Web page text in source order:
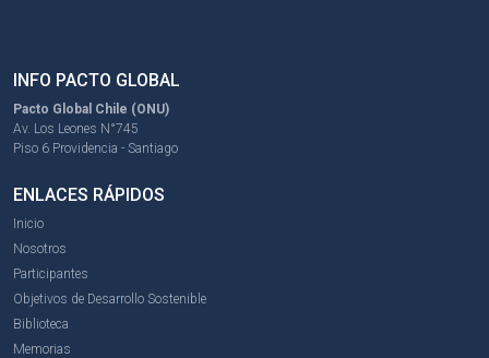
INFO PACTO GLOBAL
Pacto Global Chile (ONU)
Av. Los Leones N°745
Piso 6 Providencia - Santiago
ENLACES RÁPIDOS
Inicio
Nosotros
Participantes
Objetivos de Desarrollo Sostenible
Biblioteca
Memorias